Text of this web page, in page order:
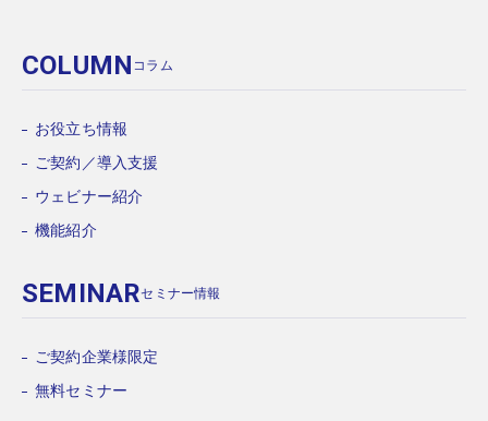
COLUMN コラム
お役立ち情報
ご契約／導入支援
ウェビナー紹介
機能紹介
SEMINARセミナー情報
ご契約企業様限定
無料セミナー